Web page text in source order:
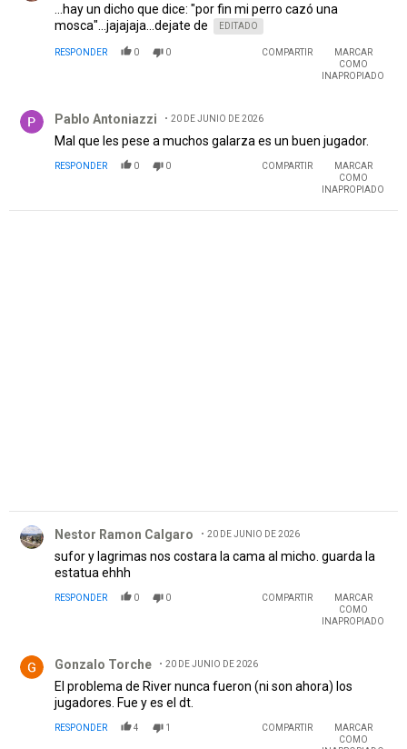
...hay un dicho que dice: "por fin mi perro cazó una
mosca"...jajajaja...dejate de
EDITADO
RESPONDER 0 0 COMPARTIR
MARCAR
COMO
INAPROPIADO
Pablo Antoniazzi 20 DE JUNIO DE 2026
Mal que les pese a muchos galarza es un buen jugador.
RESPONDER 0 0 COMPARTIR
MARCAR
COMO
INAPROPIADO
Nestor Ramon Calgaro 20 DE JUNIO DE 2026
sufor y lagrimas nos costara la cama al micho. guarda la
estatua ehhh
RESPONDER 0 0 COMPARTIR
MARCAR
COMO
INAPROPIADO
Gonzalo Torche 20 DE JUNIO DE 2026
El problema de River nunca fueron (ni son ahora) los
jugadores. Fue y es el dt.
RESPONDER 4 1 COMPARTIR
MARCAR
COMO